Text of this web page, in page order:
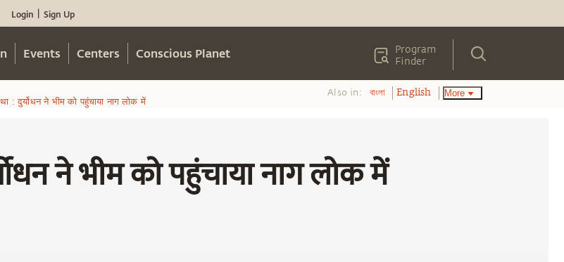
Login Sign Up
Events Centers Conscious Planet
Program
Finder
: दुर्योधन ने भीम को पहुंचाया नाग लोक में
Also in: বাংলা English More
ने भीम को पहुंचाया नाग लोक में